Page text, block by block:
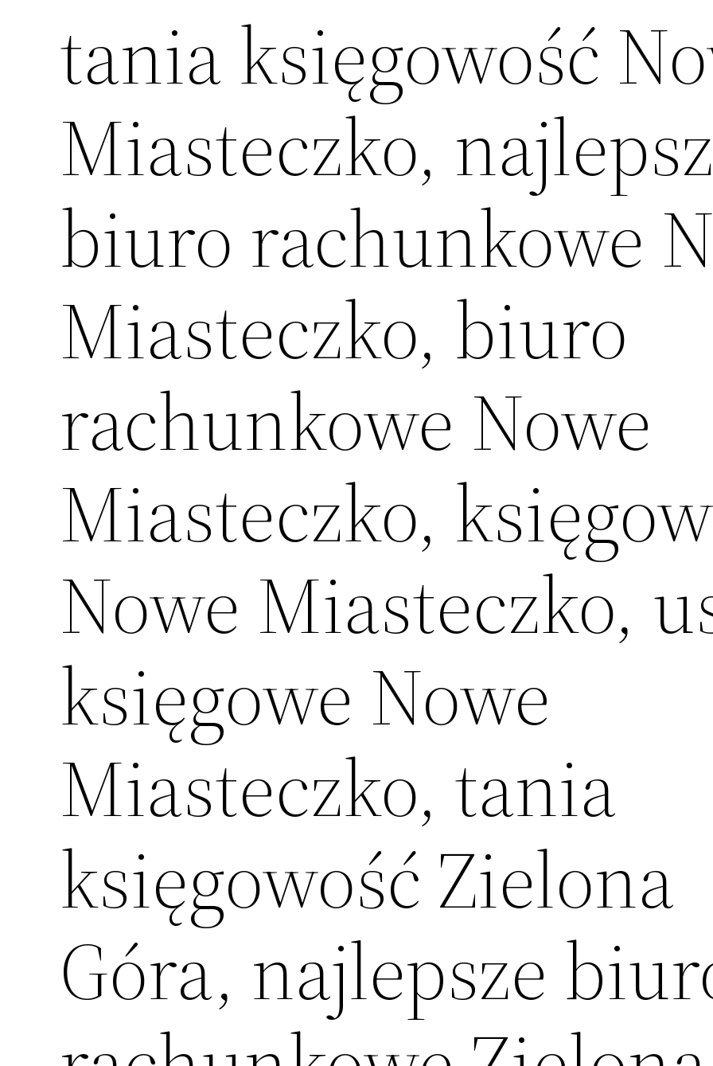
tania księgowość
Miasteczko,
biuro rachunkowe
Miasteczko, biuro
rachunkowe Nowe
Miasteczko,
Nowe Miasteczko,
księgowe Nowe
Miasteczko, tania
księgowość Zielona
Góra, najlepsze